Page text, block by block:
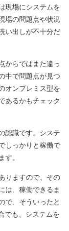
現場にシステムを
場の問題点や状況
い出しが不十分だ
からではまた違っ
中で問題点が見つ
オンプレミス型を
あるかもチェック
認識です。システ
しっかりと稼働で
す。
りますので、その
は、稼働できるま
で、そういったと
でも、システムを